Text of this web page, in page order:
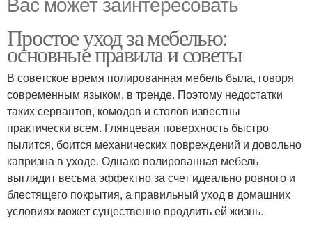
Простое уход за мебелью:
основные правила и советы
В советское время полированная мебель была, говоря
современным языком, в тренде. Поэтому недостатки
таких сервантов, комодов и столов известны
практически всем. Глянцевая поверхность быстро
пылится, боится механических повреждений и довольно
капризна в уходе. Однако полированная мебель
выглядит весьма эффектно за счет идеально ровного и
блестящего покрытия, а правильный уход в домашних
условиях может существенно продлить ей жизнь.